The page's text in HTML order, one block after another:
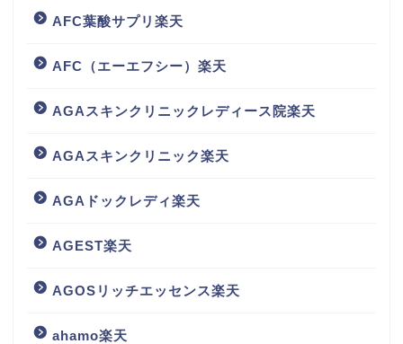
AFC葉酸サプリ楽天
AFC（エーエフシー）楽天
AGAスキンクリニックレディース院楽天
AGAスキンクリニック楽天
AGAドックレディ楽天
AGEST楽天
AGOSリッチエッセンス楽天
ahamo楽天